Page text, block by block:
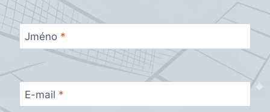
Jméno *
E-mail *